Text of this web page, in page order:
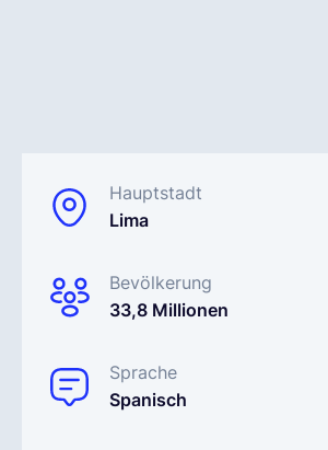
Hauptstadt
Lima
Bevölkerung
33,8 Millionen
Sprache
Spanisch
EOR & Payroll
Contractor Management